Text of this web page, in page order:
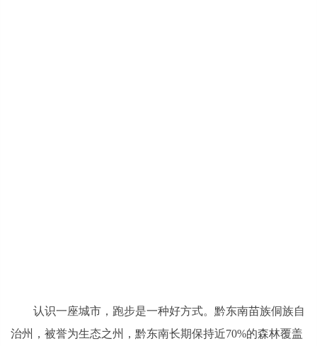
认识一座城市，跑步是一种好方式。黔东南苗族侗族自
治州，被誉为生态之州，黔东南长期保持近70%的森林覆盖